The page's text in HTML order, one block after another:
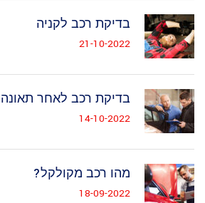
בדיקת רכב לקניה
21-10-2022
בדיקת רכב לאחר תאונה
14-10-2022
מהו רכב מקולקל?
18-09-2022